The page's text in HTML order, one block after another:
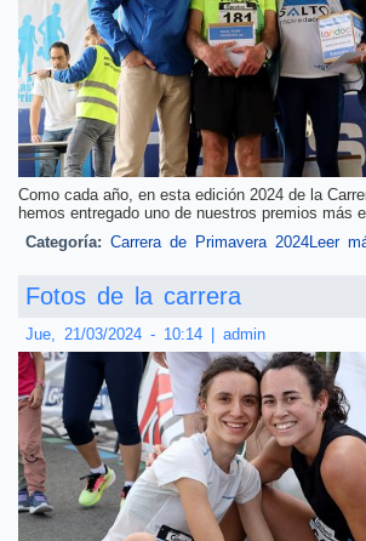
Como cada año, en esta edición 2024 de la
hemos entregado uno de nuestros premios más
Leer
Categoría: Carrera de Primavera 2024
Fotos de la carrera
Jue, 21/03/2024 - 10:14| admin